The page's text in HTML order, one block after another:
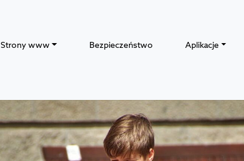
Strony www Bezpieczeństwo Aplikacje